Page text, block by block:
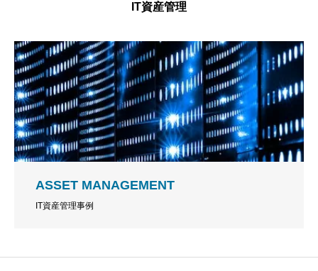
IT資産管理
ASSET MANAGEMENT
IT資産管理事例